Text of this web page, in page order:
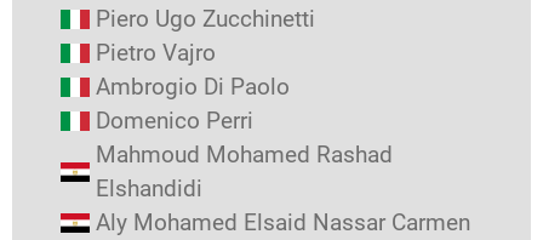
Piero Ugo Zucchinetti
Pietro Vajro
Ambrogio Di Paolo
Domenico Perri
Mahmoud Mohamed Rashad
Elshandidi
Aly Mohamed Elsaid Nassar Carmen